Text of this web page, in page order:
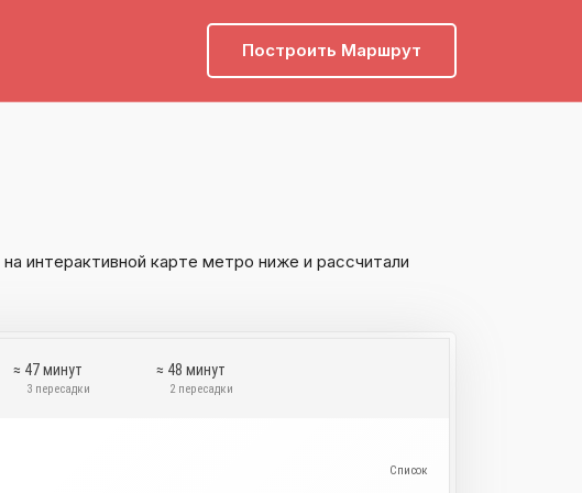
Построить Маршрут
на интерактивной карте метро ниже и рассчитали
≈ 47 минут
3 пересадки
≈ 48 минут
2 пересадки